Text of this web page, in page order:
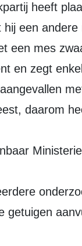
heeft
hij een
een mes
en zegt
daarom
getuigen